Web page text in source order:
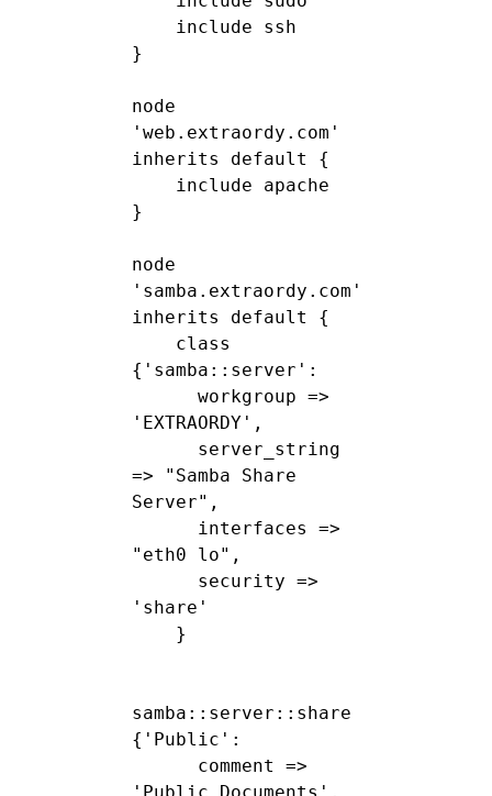
}
node
'web.extraordy.com'
inherits default {
}
node
'samba.extraordy.com'
inherits default {
{'samba::server':
'EXTRAORDY',
=> "Samba Share
Server",
"eth0 lo",
'share'
samba::server::share
{'Public':